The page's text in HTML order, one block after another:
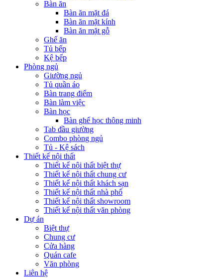
Bàn ăn
Bàn ăn mặt đá
Bàn ăn mặt kính
Bàn ăn mặt gỗ
Ghế ăn
Tủ bếp
Kệ bếp
Phòng ngủ
Giường ngủ
Tủ quần áo
Bàn trang điểm
Bàn làm việc
Bàn học
Bàn ghế học thông minh
Tab đầu giường
Combo phòng ngủ
Tủ - Kệ sách
Thiết kế nội thất
Thiết kế nội thất biệt thự
Thiết kế nội thất chung cư
Thiết kế nội thất khách sạn
Thiết kế nội thất nhà phố
Thiết kế nội thất showroom
Thiết kế nội thất văn phòng
Dự án
Biệt thự
Chung cư
Cửa hàng
Quán cafe
Văn phòng
Liên hệ